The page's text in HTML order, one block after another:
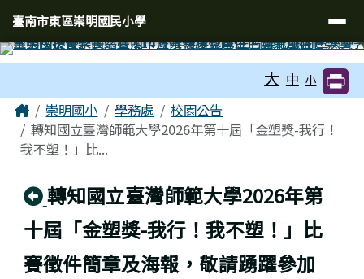
臺南市東區崇明國民小學
導覽列
臺南市東區崇明國民小學
大 中 小
主內容區域
Home崇明國小 學務處
校園公告
轉知國立臺灣師範大學2026年第十屆「金塑獎-我行！
我不塑！」比...
回上頁
轉知國立臺灣師範大學2026年第
十屆「金塑獎-我行！我不塑！」比
賽徵件簡章及海報，敬請踴躍參加
頁尾區域